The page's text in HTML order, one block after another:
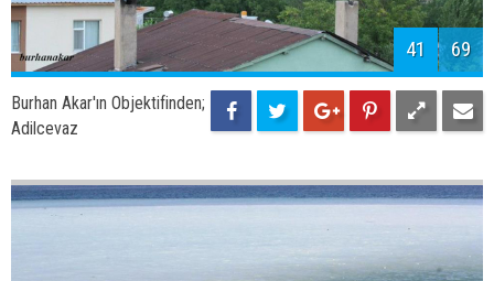
Burhan Akar'ın Objektifinden;
Adilcevaz Çarşısında Akşam